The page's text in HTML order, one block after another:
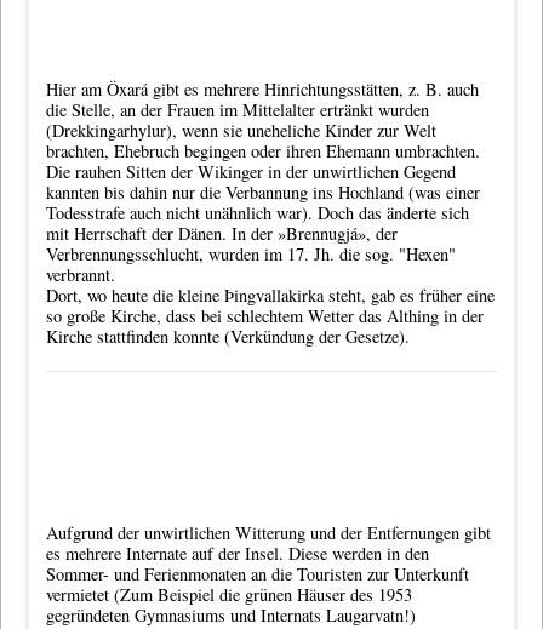
Hier am Öxará gibt es mehrere Hinrichtungsstätten, z. B. auch
die Stelle, an der Frauen im Mittelalter ertränkt wurden
(Drekkingarhylur), wenn sie uneheliche Kinder zur Welt
brachten, Ehebruch begingen oder ihren Ehemann umbrachten.
Die rauhen Sitten der Wikinger in der unwirtlichen Gegend
kannten bis dahin nur die Verbannung ins Hochland (was einer
Todesstrafe auch nicht unähnlich war). Doch das änderte sich
mit Herrschaft der Dänen. In der »Brennugjá», der
Verbrennungsschlucht, wurden im 17. Jh. die sog. "Hexen"
verbrannt.
Dort, wo heute die kleine Þingvallakirka steht, gab es früher eine
so große Kirche, dass bei schlechtem Wetter das Althing in der
Kirche stattfinden konnte (Verkündung der Gesetze).
Aufgrund der unwirtlichen Witterung und der Entfernungen gibt
es mehrere Internate auf der Insel. Diese werden in den
Sommer- und Ferienmonaten an die Touristen zur Unterkunft
vermietet (Zum Beispiel die grünen Häuser des 1953
gegründeten Gymnasiums und InternatsLaugarvatn!)